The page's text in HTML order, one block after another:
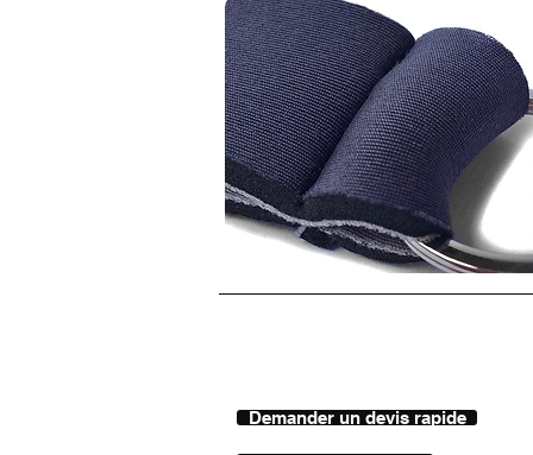
Demander un devis rapide